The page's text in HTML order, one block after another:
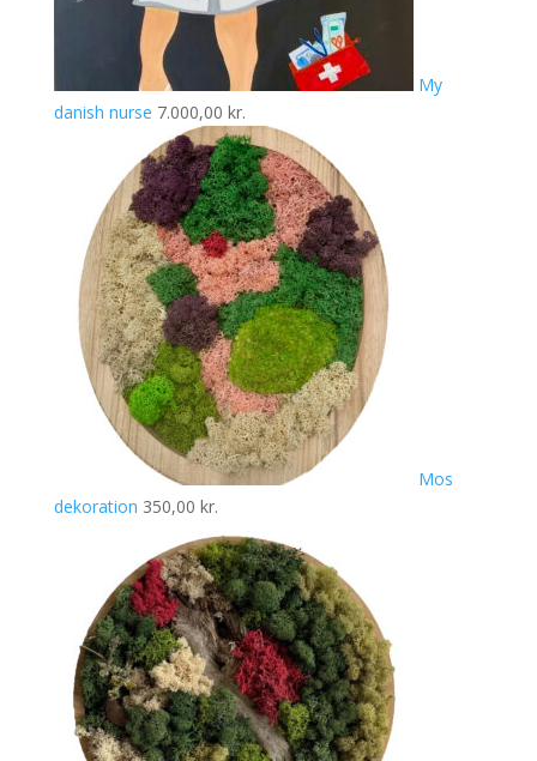
My
danish nurse 7.000,00 kr.
Mos
dekoration 350,00 kr.